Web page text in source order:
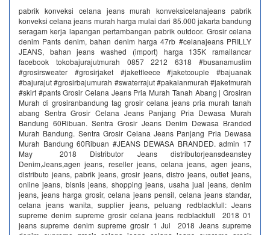
pabrik konveksi celana jeans murah konveksicelanajeans pabrik
konveksi celana jeans murah harga mulai dari 85.000 jakarta bandung
seragam kerja lapangan pertambangan pabrik outdoor. Grosir celana
denim Pants denim, bahan denim harga 47rb #celanajeans PRILLY
JEANS, bahan jeans washed (import) harga 135K ramailancar
facebook tokobajurajutmurah 0857 2212 6318 #busanamuslim
#grosirsweater #grosirjaket #jaketfleece #jaketcouple #bajuanak
#bajurajut #grosirbajumurah #swaterrajut #pakaianmurah #jaketmurah
#skirt #pants Grosir Celana Jeans Pria Murah Tanah Abang | Grosiran
Murah di grosiranbandung tag grosir celana jeans pria murah tanah
abang Sentra Grosir Celana Jeans Panjang Pria Dewasa Murah
Bandung 60Ribuan. Sentra Grosir Jeans Denim Dewasa Branded
Murah Bandung. Sentra Grosir Celana Jeans Panjang Pria Dewasa
Murah Bandung 60Ribuan #JEANS DEWASA BRANDED. admin 17
May 2018 Distributor Jeans distributorjeansdeanstey
Denim,Jeans,agen jeans, reseller jeans, celana jeans, agen jeans,
distributo jeans, pabrik jeans, grosir jeans, distro jeans, outlet jeans,
online jeans, bisnis jeans, shopping jeans, usaha jual jeans, denim
jeans, jeans harga grosir, celana jeans pensil, celana jeans standar,
celana jeans wanita, supplier jeans, peluang redblackfull: Jeans
supreme denim supreme grosir celana jeans redblackfull 2018 01
jeans supreme denim supreme grosir 1 Jul 2018 Jeans supreme